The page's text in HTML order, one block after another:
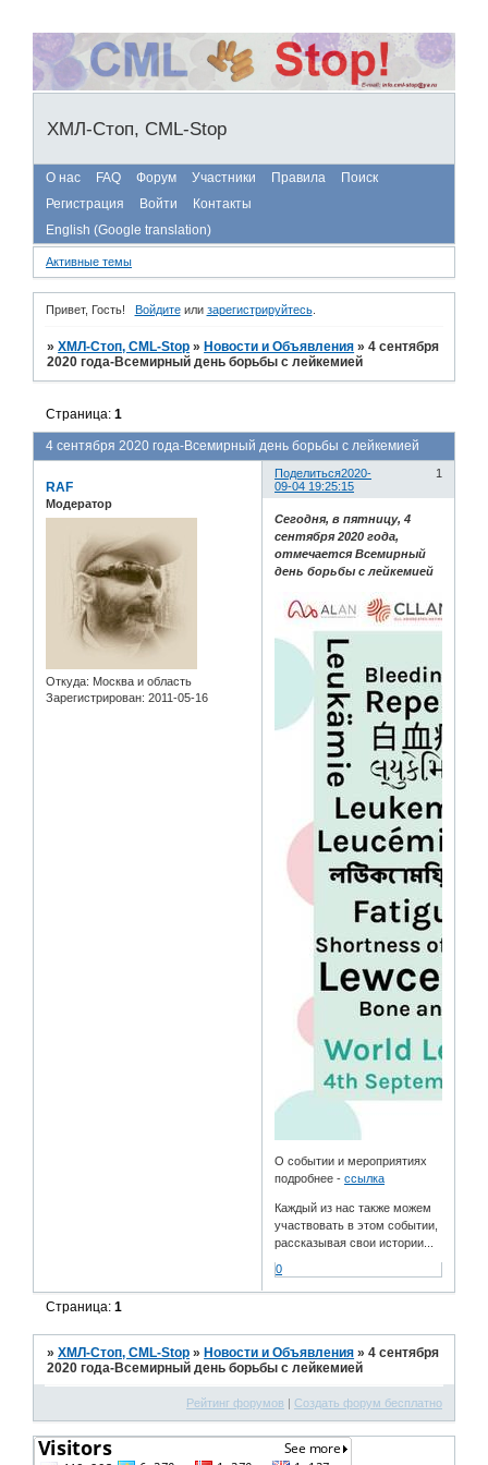
ХМЛ-Стоп, CML-Stop
О нас FAQ Форум Участники Правила
Поиск
Регистрация
Войти
Контакты
English (Google translation)
Активные темы
Привет, Гость! Войдитеили зарегистрируйтесь.
»ХМЛ-Стоп, CML-Stop » Новости и Объявления »4 сентября
2020 года-Всемирный день борьбы с лейкемией
4 сентября 2020 года-Всемирный день борьбы с лейкемией
Страница:1
Поделиться 1
2020-
09-04 19:25:15
RAF
Модератор
Откуда: Москва и область
Зарегистрирован: 2011-05-16
Сегодня, в пятницу, 4
сентября 2020 года,
отмечается Всемирный
день борьбы с лейкемией
О событии и мероприятиях
подробнее -ссылка
Каждый из нас также можем
участвовать в этом событии,
рассказывая свои истории...
0
Страница:1
»ХМЛ-Стоп, CML-Stop » Новости и Объявления »4 сентября
2020 года-Всемирный день борьбы с лейкемией
Рейтинг форумов | Создать форум бесплатно